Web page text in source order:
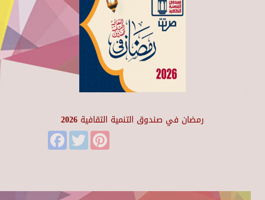
رمضان في صندوق التنمية الثقافية 2026
FacebookTwitter